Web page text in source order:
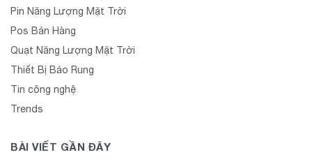
Pin Năng Lượng Mặt Trời
Pos Bán Hàng
Quạt Năng Lượng Mặt Trời
Thiết Bị Báo Rung
Tin công nghệ
Trends
BÀI VIẾT GẦN ĐÂY